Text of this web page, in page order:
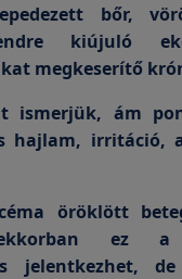
bőr,
kiújuló
megkeserítő
ismerjük, ám
hajlam, irritáció,
öröklött
ez a
jelentkezhet,